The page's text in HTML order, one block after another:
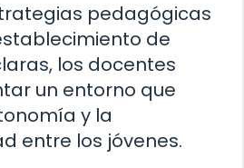
pedagógicas
de
los docentes
un entorno que
y la
entre los jóvenes.